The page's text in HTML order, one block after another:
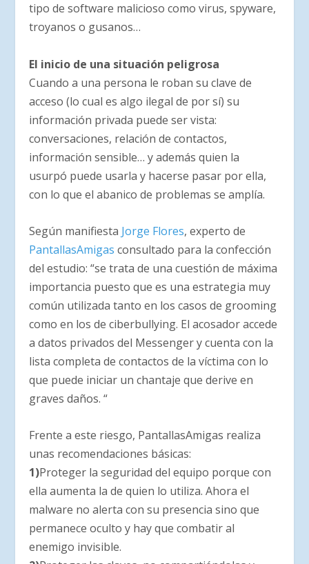
tipo de software malicioso como virus, spyware,
troyanos o gusanos…
El inicio de una situación peligrosa
Cuando a una persona le roban su clave de
acceso (lo cual es algo ilegal de por sí) su
información privada puede ser vista:
conversaciones, relación de contactos,
información sensible… y además quien la
usurpó puede usarla y hacerse pasar por ella,
con lo que el abanico de problemas se amplía.
Según manifiesta Jorge Flores, experto de
PantallasAmigas consultado para la confección
del estudio: “se trata de una cuestión de máxima
importancia puesto que es una estrategia muy
común utilizada tanto en los casos de grooming
como en los de ciberbullying. El acosador accede
a datos privados del Messenger y cuenta con la
lista completa de contactos de la víctima con lo
que puede iniciar un chantaje que derive en
graves daños. “
Frente a este riesgo, PantallasAmigas realiza
unas recomendaciones básicas:
1)Proteger la seguridad del equipo porque con
ella aumenta la de quien lo utiliza. Ahora el
malware no alerta con su presencia sino que
permanece oculto y hay que combatir al
enemigo invisible.